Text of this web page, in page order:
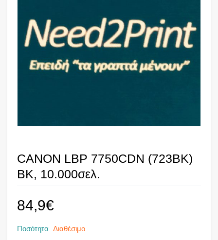
CANON LBP 7750CDN (723BK)
BK, 10.000σελ.
84,9€
Ποσότητα Διαθέσιμο